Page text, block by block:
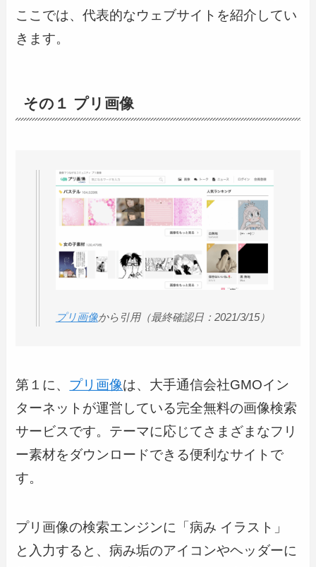
ここでは、代表的なウェブサイトを紹介してい
きます。
その１ プリ画像
プリ画像から引用（最終確認日：2021/3/15）
第１に、 プリ画像は、大手通信会社GMOイン
ターネットが運営している完全無料の画像検索
サービスです。テーマに応じてさまざまなフリ
ー素材をダウンロードできる便利なサイトで
す。
プリ画像の検索エンジンに「病み イラスト」
と入力すると、病み垢のアイコンやヘッダーに